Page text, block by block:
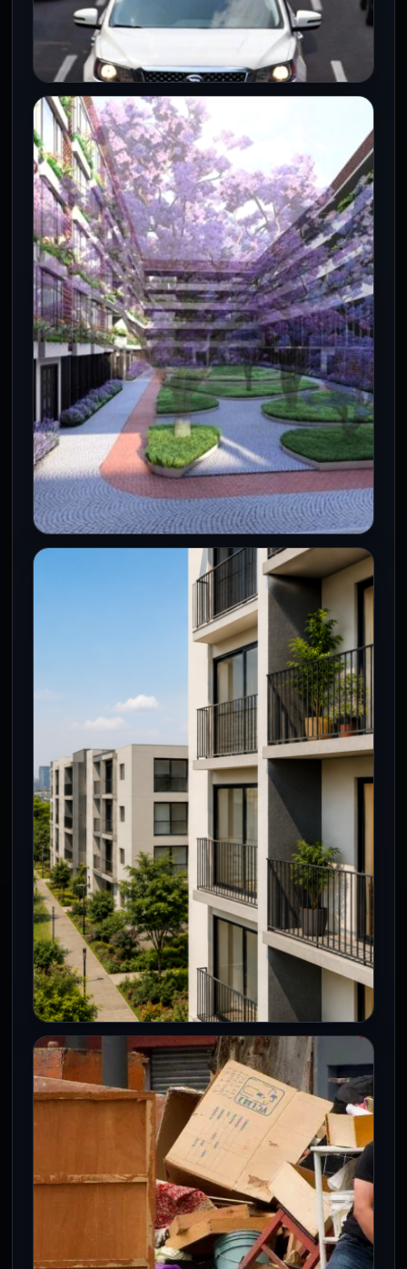
CDMX
Caos vial en CDMX por marchas
bloqueos y Hoy No Circula este
lunes
27 Jul 2026
Seis bloqueos y marchas simultáneas
reducen la velocidad en arterias clave de
CDMX. El programa Hoy No Circula…
Vivienda social en CDMX: entregan
141 hogares y preparan reforma
para acelerar proyectos
La mandataria capitalina informó que las
viviendas entregadas este día se
localizan en Coyoacán, Azcapotzalco,
Venustiano Carranza, Miguel…
CDMX
Nueva oferta de Vivienda Norma 26
busca acercar hogares accesibles
a zonas céntricas de la CDMX
Ciudad de México, 24 de julio de 2026.
Servicios Metropolitanos (SERVIMET)
presentó la cuarta edición del Catálogo